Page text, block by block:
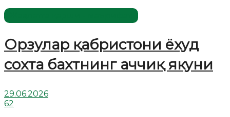
Орзулар қабристони ёхуд
сохта бахтнинг аччиқ якуни
29.06.2026
62